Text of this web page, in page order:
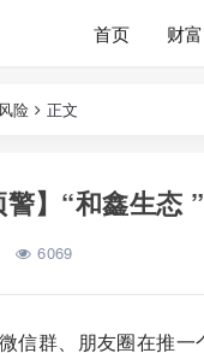
首页 财
险 正文
警】“和鑫生
6069
信群、朋友圈在推一